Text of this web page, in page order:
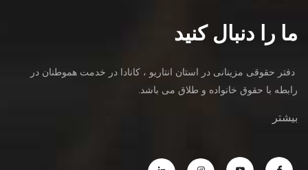
ما را دنبال کنید
دفتر حقوقی مزینانی در استان انتاریو ، کانادا در خدمت هموطنان در
رابطه با حقوق خانواده و طلاق می باشد.
بیشتر